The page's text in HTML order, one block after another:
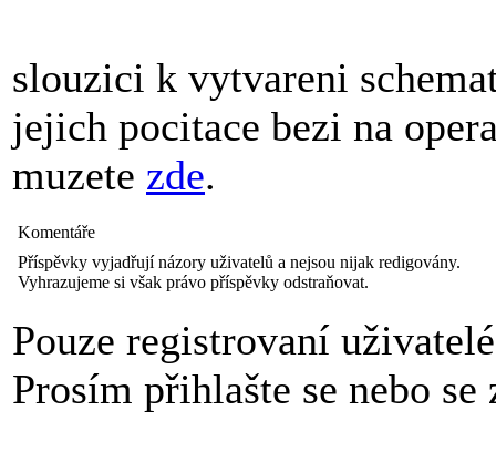
slouzici k vytvareni
jejich pocitace bezi na
muzete zde.
Komentáře
Příspěvky vyjadřují názory uživatelů a nejsou nijak redigovány.
Vyhrazujeme si však právo příspěvky odstraňovat.
Pouze registrovaní
Prosím přihlašte se nebo